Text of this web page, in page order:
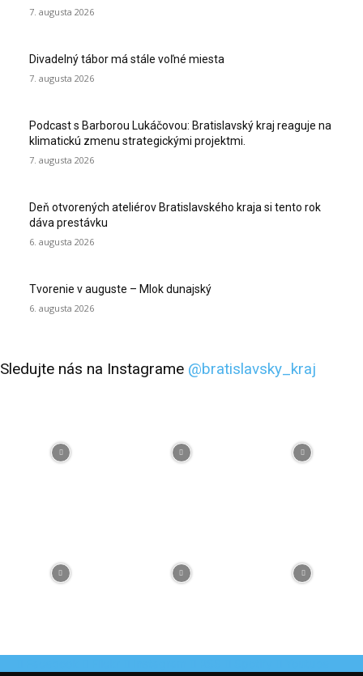
7. augusta 2026
Divadelný tábor má stále voľné miesta
7. augusta 2026
Podcast s Barborou Lukáčovou: Bratislavský kraj reaguje na
klimatickú zmenu strategickými projektmi.
7. augusta 2026
Deň otvorených ateliérov Bratislavského kraja si tento rok
dáva prestávku
6. augusta 2026
Tvorenie v auguste – Mlok dunajský
6. augusta 2026
Sledujte nás na Instagrame @bratislavsky_kraj